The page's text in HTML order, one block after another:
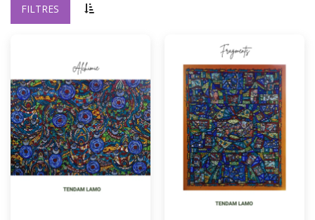
FILTRES